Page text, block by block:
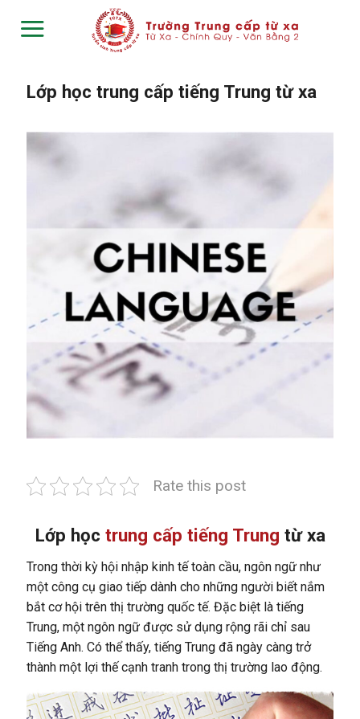
Lớp học trung cấp tiếng Trung từ xa
Rate this post
Lớp học trung cấp tiếng Trung từ xa
Trong thời kỳ hội nhập kinh tế toàn cầu, ngôn ngữ như
một công cụ giao tiếp dành cho những người biết nắm
bắt cơ hội trên thị trường quốc tế. Đặc biệt là tiếng
Trung, một ngôn ngữ được sử dụng rộng rãi chỉ sau
Tiếng Anh. Có thể thấy, tiếng Trung đã ngày càng trở
thành một lợi thế cạnh tranh trong thị trường lao động.